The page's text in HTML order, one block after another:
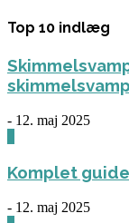
Top 10 indlæg
- 12. maj 2025
Komplet
- 12. maj 2025